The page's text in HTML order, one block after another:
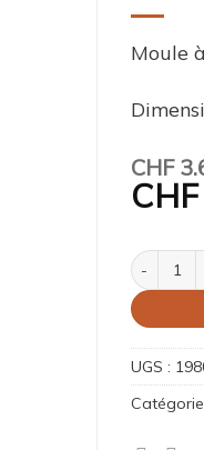
Moule
CHF
CHF
quantité
UGS :